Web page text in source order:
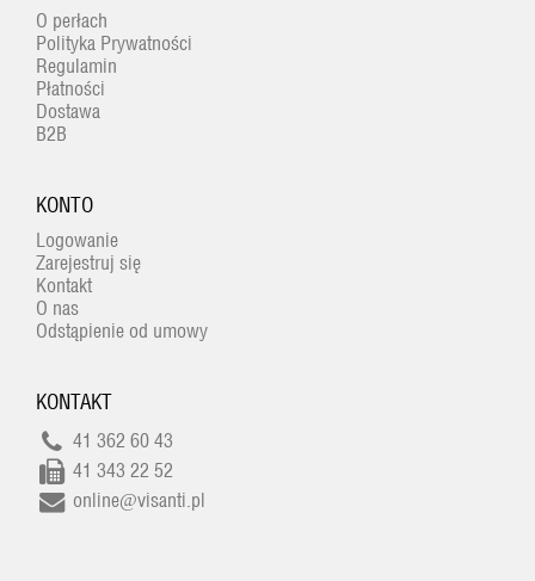
O perłach
Polityka Prywatności
Regulamin
Płatności
Dostawa
B2B
KONTO
Logowanie
Zarejestruj się
Kontakt
O nas
Odstąpienie od umowy
KONTAKT
41 362 60 43
41 343 22 52
online@visanti.pl